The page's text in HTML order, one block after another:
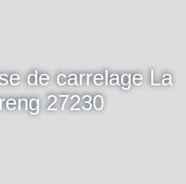
de carrelage La
27230